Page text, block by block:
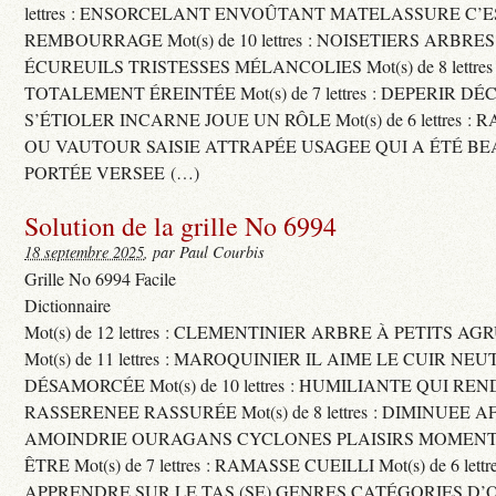
lettres : ENSORCELANT ENVOÛTANT MATELASSURE
REMBOURRAGE Mot(s) de 10 lettres : NOISETIERS
ÉCUREUILS TRISTESSES MÉLANCOLIES Mot(s) de 8
TOTALEMENT ÉREINTÉE Mot(s) de 7 lettres : DEPERIR
S’ÉTIOLER INCARNE JOUE UN RÔLE Mot(s) de 6 lettres :
OU VAUTOUR SAISIE ATTRAPÉE USAGEE QUI A ÉTÉ
PORTÉE VERSEE (…)
Solution de la grille No 6994
18 septembre 2025, par Paul Courbis
Grille No 6994 Facile
Dictionnaire
Mot(s) de 12 lettres : CLEMENTINIER ARBRE À PETITS
Mot(s) de 11 lettres : MAROQUINIER IL AIME LE CUIR
DÉSAMORCÉE Mot(s) de 10 lettres : HUMILIANTE QUI
RASSERENEE RASSURÉE Mot(s) de 8 lettres : DIMINUEE
AMOINDRIE OURAGANS CYCLONES PLAISIRS
ÊTRE Mot(s) de 7 lettres : RAMASSE CUEILLI Mot(s) de 6